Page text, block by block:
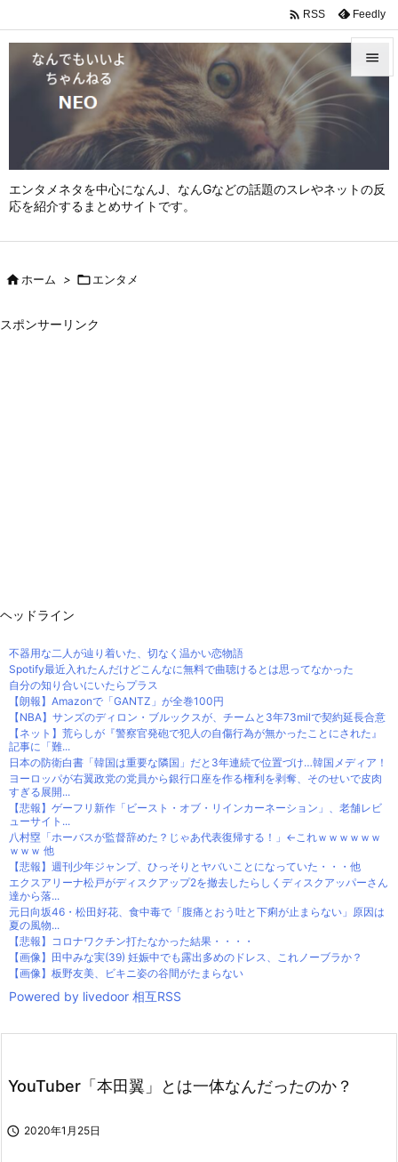
エンタメネタを中心になんJ、なんGなどの話題のスレやネットの反
応を紹介するまとめサイトです。



 RSS Feedly
ホーム > エンタメ
スポンサーリンク
ヘッドライン
不器用な二人が辿り着いた、切なく温かい恋物語
Spotify最近入れたんだけどこんなに無料で曲聴けるとは思ってなかった
自分の知り合いにいたらプラス
【朗報】Amazonで「GANTZ」が全巻100円
【NBA】サンズのディロン・ブルックスが、チームと3年73milで契約延長合意
【ネット】荒らしが『警察官発砲で犯人の自傷行為が無かったことにされた』
記事に「難...
日本の防衛白書「韓国は重要な隣国」だと3年連続で位置づけ…韓国メディア！
ヨーロッパが右翼政党の党員から銀行口座を作る権利を剥奪、そのせいで皮肉
すぎる展開...
【悲報】ゲーフリ新作「ビースト・オブ・リインカーネーション」、老舗レビ
ューサイト...
八村塁「ホーバスが監督辞めた？じゃあ代表復帰する！」←これｗｗｗｗｗｗ
ｗｗｗ 他
【悲報】週刊少年ジャンプ、ひっそりとヤバいことになっていた・・・他
エクスアリーナ松戸がディスクアップ2を撤去したらしくディスクアッパーさん
達から落...
元日向坂46・松田好花、食中毒で「腹痛とおう吐と下痢が止まらない」原因は
夏の風物...
【悲報】コロナワクチン打たなかった結果・・・・
【画像】田中みな実(39) 妊娠中でも露出多めのドレス、これノーブラか？
【画像】板野友美、ビキニ姿の谷間がたまらない
Powered by livedoor 相互RSS
YouTuber「本田翼」とは一体なんだったのか？
 2020年1月25日